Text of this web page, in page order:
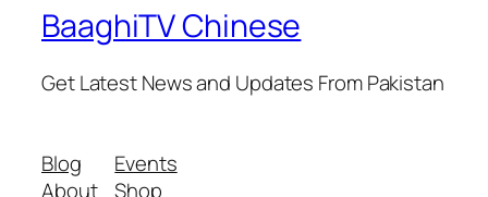
BaaghiTV Chinese
Get Latest News and Updates From Pakistan
Blog
About
Events
Shop